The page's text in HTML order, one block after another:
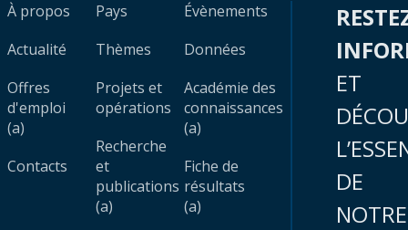
À propos
Actualité
Offres
d'emploi
(a)
Contacts
Pays
Thèmes
Projets et
opérations
Recherche
et
publications
(a)
Évènements
Données
Académie des
connaissances
(a)
Fiche de
résultats
(a)
ET
DE
NOTRE